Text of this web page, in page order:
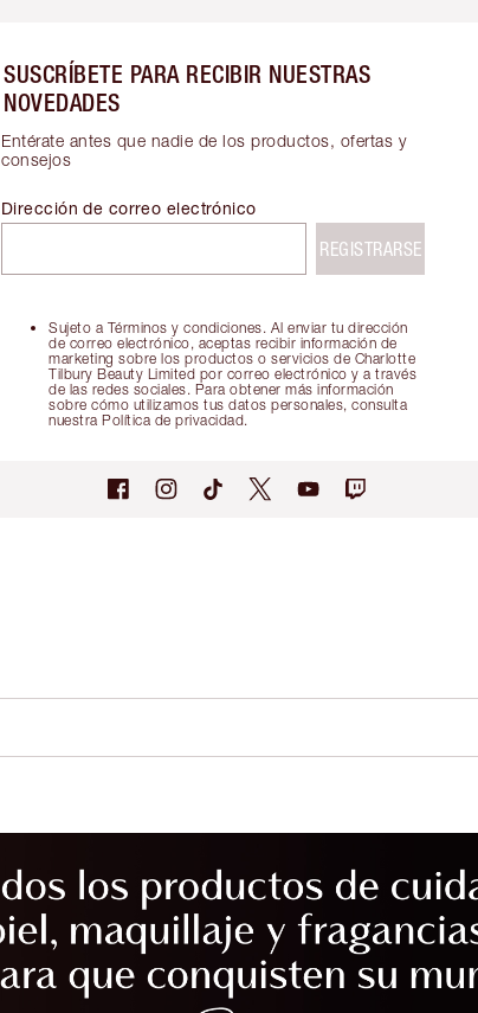
SUSCRÍBETE PARA RECIBIR NUESTRAS
NOVEDADES
Entérate antes que nadie de los productos, ofertas y
consejos
Sujeto a Términos y condiciones. Al enviar tu dirección
de correo electrónico, aceptas recibir información de
marketing sobre los productos o servicios de Charlotte
Tilbury Beauty Limited por correo electrónico y a través
de las redes sociales. Para obtener más información
sobre cómo utilizamos tus datos personales, consulta
nuestra Política de privacidad.
Dirección de correo electrónico
REGISTRARSE